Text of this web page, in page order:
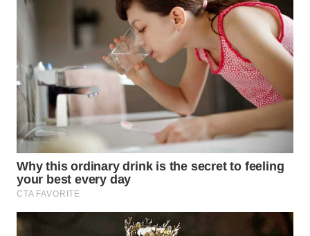
WN
SUMEDANG
WN
CIANJUR
WN
KEPULAUAN
SERIBU